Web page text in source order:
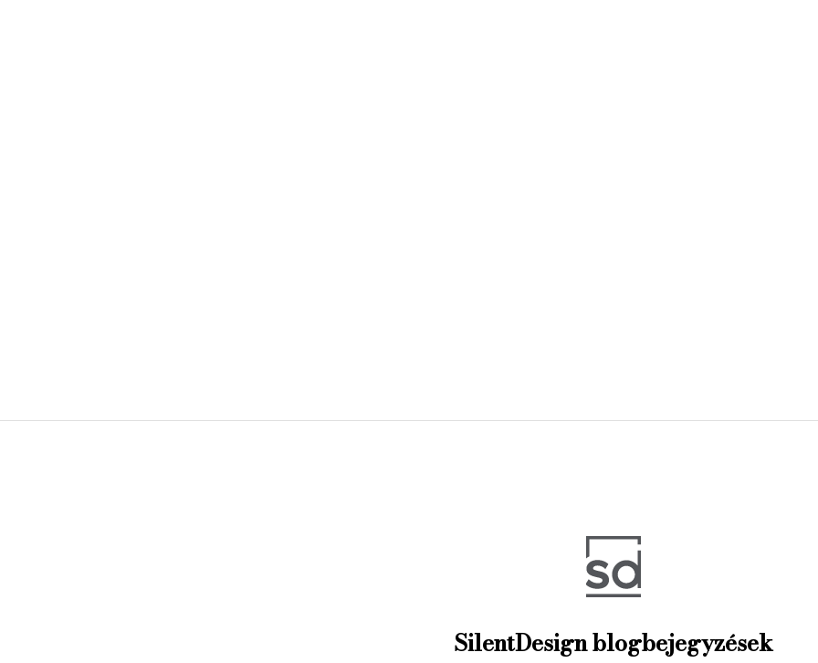
SilentDesign blogbejegyzések